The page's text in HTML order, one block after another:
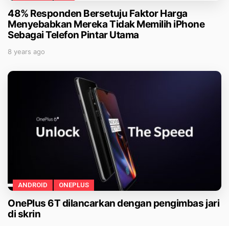
48% Responden Bersetuju Faktor Harga
Menyebabkan Mereka Tidak Memilih iPhone
Sebagai Telefon Pintar Utama
8 years ago
ANDROID ONEPLUS
OnePlus 6T dilancarkan dengan pengimbas jari
di skrin